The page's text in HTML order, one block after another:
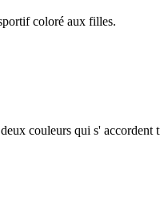
coloré aux filles.
couleurs qui s' accordent